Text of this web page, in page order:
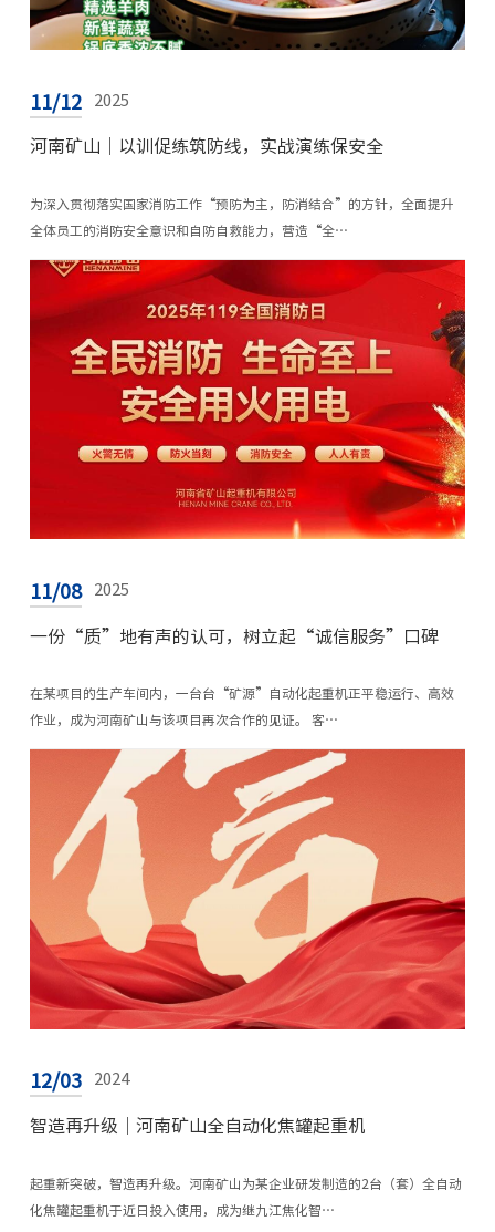
11/12 2025
河南矿山｜以训促练筑防线，实战演练保安全
为深入贯彻落实国家消防工作“预防为主，防消结合”的方针，全面提升
全体员工的消防安全意识和自防自救能力，营造“全…
11/08 2025
一份“质”地有声的认可，树立起“诚信服务”口碑
在某项目的生产车间内，一台台“矿源”自动化起重机正平稳运行、高效
作业，成为河南矿山与该项目再次合作的见证。 客…
12/03 2024
智造再升级｜河南矿山全自动化焦罐起重机
起重新突破，智造再升级。河南矿山为某企业研发制造的2台（套）全自动
化焦罐起重机于近日投入使用，成为继九江焦化智…